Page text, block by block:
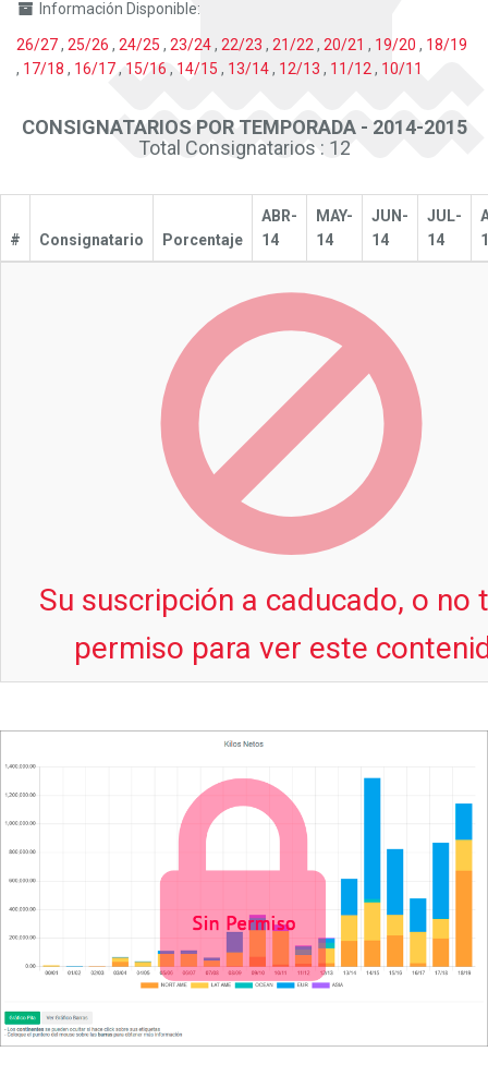
Información Disponible:
26/27, 25/26 , 24/25 , 23/24, 22/23 , 21/22 , 20/21 , 19/20 , 18/19
, 17/18 , 16/17, 15/16 , 14/15 , 13/14, 12/13 , 11/12 , 10/11
CONSIGNATARIOS POR TEMPORADA - 2014-2015
Total Consignatarios : 12
# Consignatario Porcentaje
ABR-
14
MAY-
14
JUN-
14
JUL-
14
Su suscripción a caducado, o no
permiso para ver este